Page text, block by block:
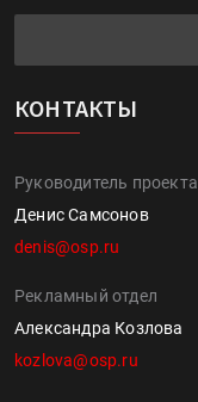
КОНТАКТЫ
Руководитель проекта
Денис Самсонов
denis@osp.ru
Рекламный отдел
Александра Козлова
kozlova@osp.ru